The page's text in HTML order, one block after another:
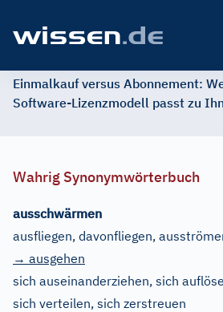
Einmalkauf versus Abonnement:
Software-Lizenzmodell passt zu
Wahrig Synonymwörterbuch
ausschwärmen
ausfliegen, davonfliegen,
→ ausgehen
sich auseinanderziehen, sich
sich verteilen, sich zerstreuen